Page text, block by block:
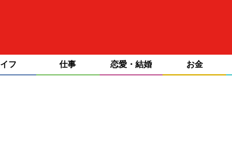
フ 仕事 恋愛・結婚 お金